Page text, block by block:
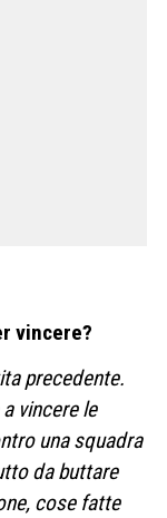
vincere?
precedente.
vincere le
una squadra
da buttare
cose fatte